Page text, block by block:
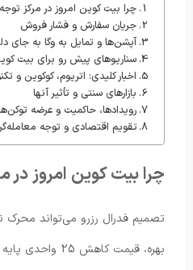
چرا بیت کوین امروز در مرکز
جریان سفارش و فشار فروش
آپشن‌ها و تمایل به وگا به جای
سناریوهای پیش رو برای بیت
اخبار کلیدی: اتریوم، کو‌کوین و
بازارهای سنتی و تأثیر آنها
رویدادها، حاکمیت و عرضه
تقویم اقتصادی و توجه
چرا بیت کوین امروز در
تصمیم فدرال رزرو می‌تواند محرک
بهره، قیمت کاهش